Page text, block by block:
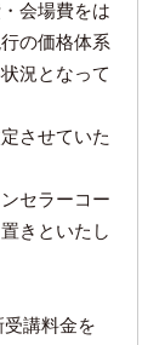
会場費をは
の価格体系
況となって
させていた
セラーコー
きといたし
講料金を